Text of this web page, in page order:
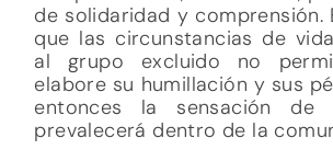
de solidaridad y comprensión.
que las circunstancias de
al grupo excluido no
elabore su humillación y sus
entonces la sensación de
prevalecerá dentro de la